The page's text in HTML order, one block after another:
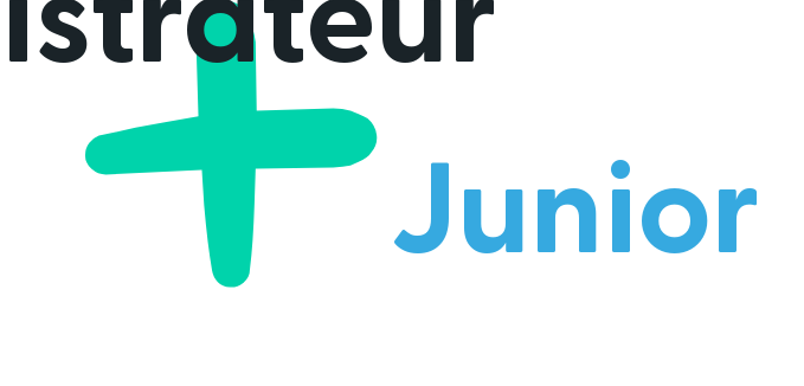
met Comfort
Junior